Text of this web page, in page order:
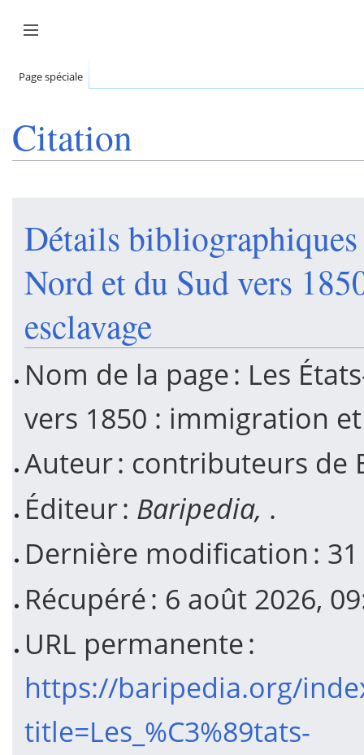
au Afficher / masquer la barre latérale
Page spéciale
Citation
Détails
Nord et du Sud vers
esclavage
Nom de la page : Les
vers 1850 : immigration
Auteur : contributeurs de
Éditeur : Baripedia, .
Dernière modification :
Récupéré : 6 août 2026,
URL permanente :
https://baripedia.org/
title=Les_%C3%89tats-